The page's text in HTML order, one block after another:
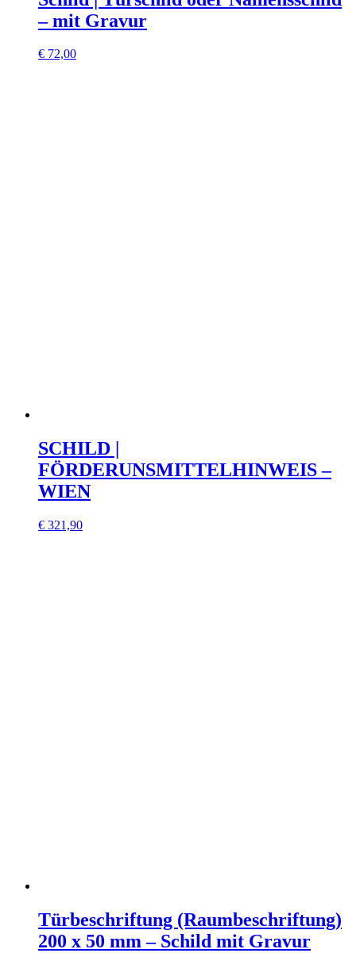
– mit Gravur
€ 72,00
SCHILD |
FÖRDERUNSMITTELHINWEIS –
WIEN
€ 321,90
Türbeschriftung (Raumbeschriftung)
200 x 50 mm – Schild mit Gravur